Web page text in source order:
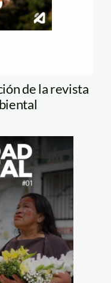
de la revista